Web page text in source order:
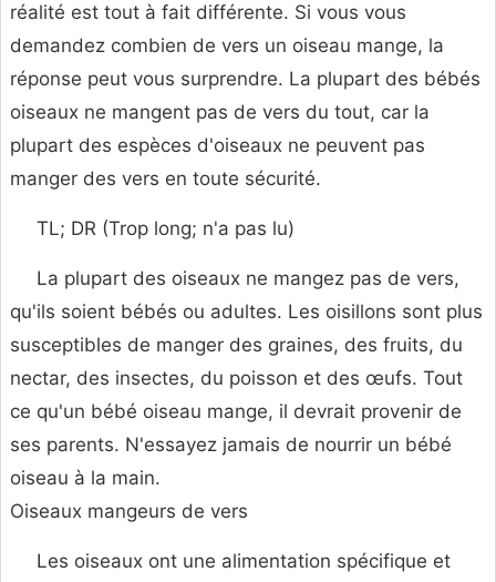
réalité est tout à fait différente. Si vous vous
demandez combien de vers un oiseau mange, la
réponse peut vous surprendre. La plupart des bébés
oiseaux ne mangent pas de vers du tout, car la
plupart des espèces d'oiseaux ne peuvent pas
manger des vers en toute sécurité.
TL; DR (Trop long; n'a pas lu)
La plupart des oiseaux ne mangez pas de vers,
qu'ils soient bébés ou adultes. Les oisillons sont plus
susceptibles de manger des graines, des fruits, du
nectar, des insectes, du poisson et des œufs. Tout
ce qu'un bébé oiseau mange, il devrait provenir de
ses parents. N'essayez jamais de nourrir un bébé
oiseau à la main.
Oiseaux mangeurs de vers
Les oiseaux ont une alimentation spécifique et